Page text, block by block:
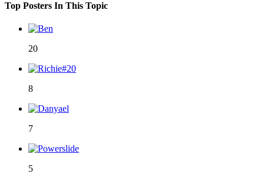
Top Posters In This Topic
20
8
7
5